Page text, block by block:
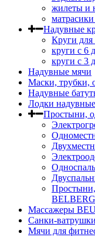
жилеты и
Надувные
Круги для
круги с 6
круги c 3
Надувные мячи
Маски, трубки,
Надувные
Лодки
Простыни,
Простыни,
BELBERG
Массажеры
Санки-
Мячи для